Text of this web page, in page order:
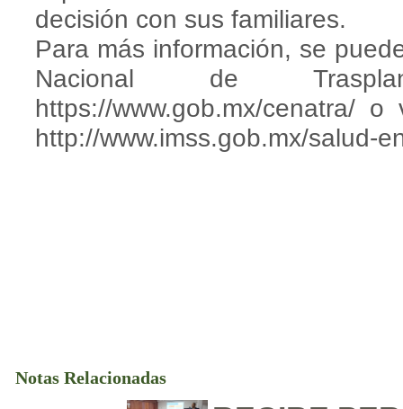
decisión con sus familiares.
Para más información, se
Nacional de
https://www.gob.mx/cenatra/
http://www.imss.gob.mx/salud-
Notas Relacionadas